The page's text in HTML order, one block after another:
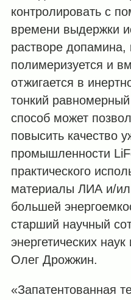
контролировать с
времени выдержки
растворе допамина,
полимеризуется и
отжигается в
тонкий
способ может
повысить качество
промышленности
практического
материалы ЛИА и/
большей
старший научный
энергетических
Олег Дрожжин.
«Запатентованная